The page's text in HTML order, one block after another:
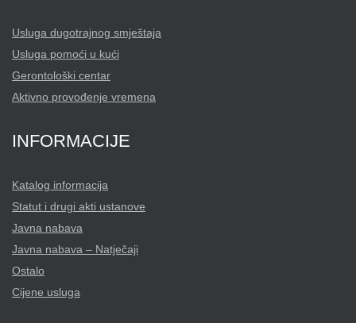
Usluga dugotrajnog smještaja
Usluga pomoći u kući
Gerontološki centar
Aktivno provođenje vremena
INFORMACIJE
Katalog informacija
Statut i drugi akti ustanove
Javna nabava
Javna nabava – Natječaji
Ostalo
Cijene usluga